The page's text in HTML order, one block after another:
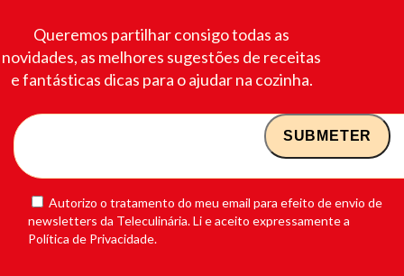
Queremos partilhar consigo todas as
novidades, as melhores sugestões de receitas
e fantásticas dicas para o ajudar na cozinha.
Autorizo o tratamento do meu email para efeito de envio de
newsletters da Teleculinária. Li e aceito expressamente a
Política de Privacidade.